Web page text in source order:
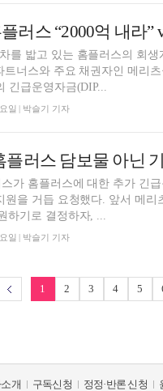
를 밟고 있는 홈플러스의 회
트너스와 주요 채권자인 메리
긴급운영자금(DIP...
일 | 박슬기 기자
플러스 담보물 아닌
가 홈플러스에 대한 추가 긴
원을 거듭 요청했다. 앞서 메리
하기로 결정하자, ...
일 | 박슬기 기자
1 2 3 4 5
개 구독신청 정정·반론 신청